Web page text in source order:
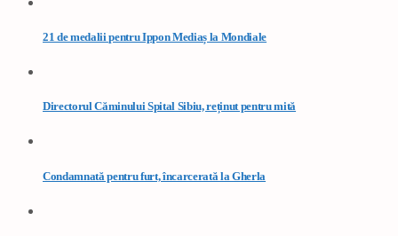
21 de medalii pentru Ippon Mediaș la Mondiale
Directorul Căminului Spital Sibiu, reținut pentru mită
Condamnată pentru furt, încarcerată la Gherla